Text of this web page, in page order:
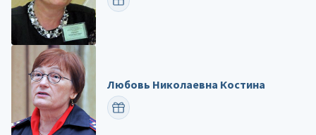
Любовь Николаевна Костина
ПОЗДРАВИТЬ